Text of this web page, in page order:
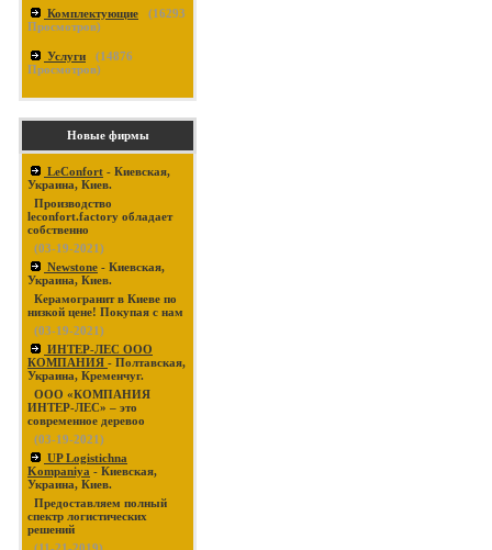
Комплектующие (16293
Просмотров)
Услуги (14876
Просмотров)
Новые фирмы
LeConfort - Киевская,
Украина, Киев.
Производство
leconfort.factory обладает
собственно
(03-19-2021)
Newstone - Киевская,
Украина, Киев.
Керамогранит в Киеве по
низкой цене! Покупая с нам
(03-19-2021)
ИНТЕР-ЛЕС ООО
КОМПАНИЯ - Полтавская,
Украина, Кременчуг.
ООО «КОМПАНИЯ
ИНТЕР-ЛЕС» – это
современное деревоо
(03-19-2021)
UP Logistichna
Kompaniya - Киевская,
Украина, Киев.
Предоставляем полный
спектр логистических
решений